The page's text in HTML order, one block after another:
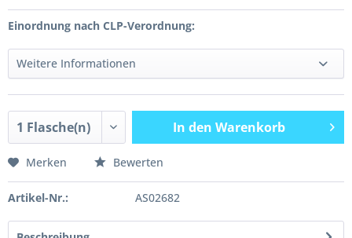
Einordnung nach CLP-Verordnung:
Weitere Informationen
In den Warenkorb
Merken Bewerten
Artikel-Nr.: AS02682